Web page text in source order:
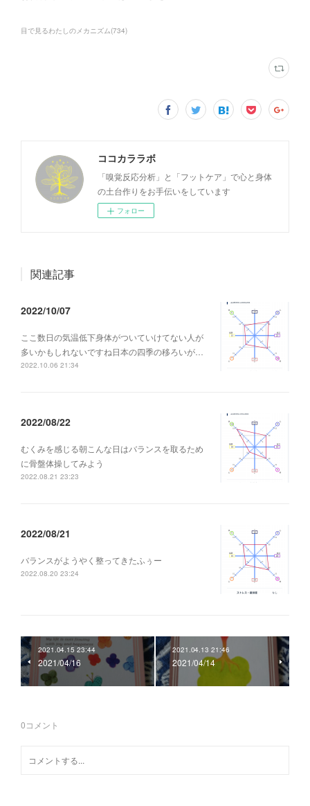
目で見るわたしのメカニズム(734)
ココカララボ
「嗅覚反応分析」と「フットケア」で心と身体
の土台作りをお手伝いをしています
フォロー
関連記事
2022/10/07
ここ数日の気温低下身体がついていけてない人が
多いかもしれないですね日本の四季の移ろいが…
2022.10.06 21:34
2022/08/22
むくみを感じる朝こんな日はバランスを取るため
に骨盤体操してみよう
2022.08.21 23:23
2022/08/21
バランスがようやく整ってきたふぅー
2022.08.20 23:24
2021.04.15 23:44
2021/04/16
2021.04.13 21:46
2021/04/14
0コメント